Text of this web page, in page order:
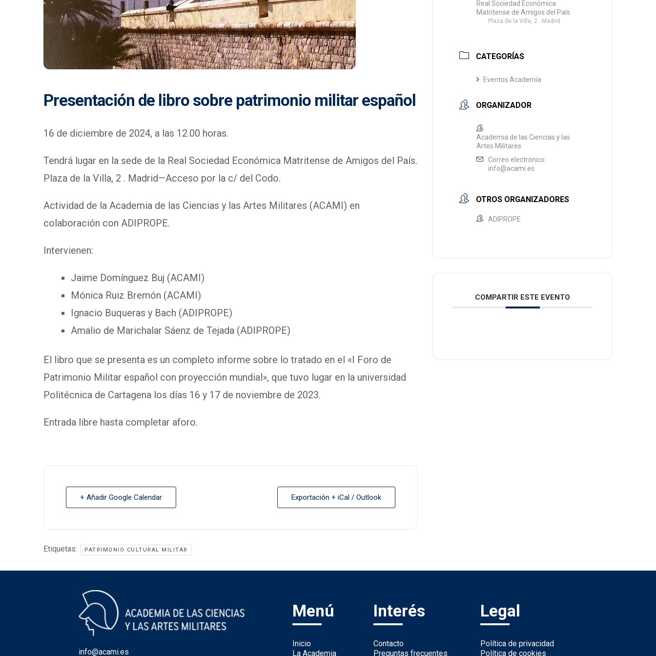
Presentación de libro sobre patrimonio militar español
16 de diciembre de 2024, a las 12.00 horas.
Tendrá lugar en la sede de la Real Sociedad Económica Matritense de Amigos del País.
Plaza de la Villa, 2 . Madrid—Acceso por la c/ del Codo.
Actividad de la Academia de las Ciencias y las Artes Militares (ACAMI) en
colaboración con ADIPROPE.
Intervienen:
Jaime Domínguez Buj (ACAMI)
Mónica Ruiz Bremón (ACAMI)
Ignacio Buqueras y Bach (ADIPROPE)
Amalio de Marichalar Sáenz de Tejada (ADIPROPE)
El libro que se presenta es un completo informe sobre lo tratado en el «I Foro de
Patrimonio Militar español con proyección mundial», que tuvo lugar en la universidad
Politécnica de Cartagena los días 16 y 17 de noviembre de 2023.
Entrada libre hasta completar aforo.
+ Añadir Google Calendar Exportación + iCal / Outlook
Etiquetas: PATRIMONIO CULTURAL MILITAR
Real Sociedad Económica
Matritense de Amigos del País
Plaza de la Villa, 2 . Madrid
CATEGORÍAS
Eventos Academia
ORGANIZADOR
Academia de las Ciencias y las
Artes Militares
Correo electrónico
info@acami.es
OTROS ORGANIZADORES
ADIPROPE
COMPARTIR ESTE EVENTO
info@acami.es
Menú
Inicio
La Academia
Interés
Contacto
Preguntas frecuentes
Legal
Política de privacidad
Política de cookies